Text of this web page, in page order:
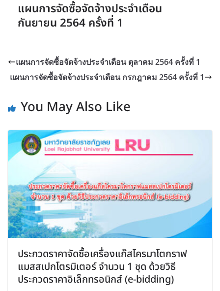
แผนการจัดซื้อจัดจ้างประจำเดือน
กันยายน 2564 ครั้งที่ 1
แผนการจัดซื้อจัดจ้างประจำเดือน ตุลาคม 2564 ครั้งที่ 1
แผนการจัดซื้อจัดจ้างประจำเดือน กรกฎาคม 2564 ครั้งที่ 1
You May Also Like
ประกวดราคาจัดซื้อเครื่องแก๊สโครมาโตกราฟ
แมสสเปกโตรมิเตอร์ จำนวน 1 ชุด ด้วยวิธี
ประกวดราคาอิเล็กทรอนิกส์ (e-bidding)